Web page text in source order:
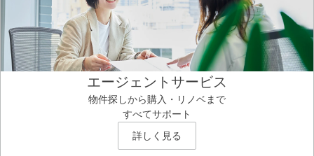
エージェントサービス
物件探しから購入・リノベまで
すべてサポート
詳しく見る